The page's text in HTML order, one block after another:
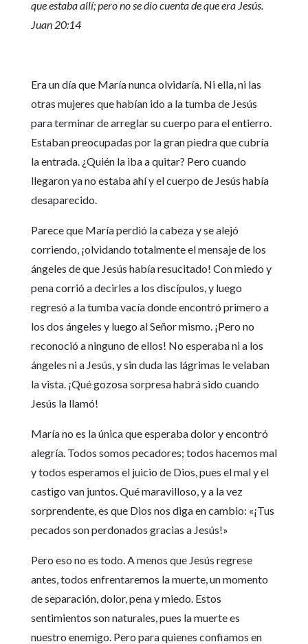
que estaba allí; pero no se dio cuenta de que era Jesús.
Juan 20:14
Era un día que María nunca olvidaría. Ni ella, ni las
otras mujeres que habían ido a la tumba de Jesús
para terminar de arreglar su cuerpo para el entierro.
Estaban preocupadas por la gran piedra que cubría
la entrada. ¿Quién la iba a quitar? Pero cuando
llegaron ya no estaba ahí y el cuerpo de Jesús había
desaparecido.
Parece que María perdió la cabeza y se alejó
corriendo, ¡olvidando totalmente el mensaje de los
ángeles de que Jesús había resucitado! Con miedo y
pena corrió a decirles a los discípulos, y luego
regresó a la tumba vacía donde encontró primero a
los dos ángeles y luego al Señor mismo. ¡Pero no
reconoció a ninguno de ellos! No esperaba ni a los
ángeles ni a Jesús, y sin duda las lágrimas le velaban
la vista. ¡Qué gozosa sorpresa habrá sido cuando
Jesús la llamó!
María no es la única que esperaba dolor y encontró
alegría. Todos somos pecadores; todos hacemos mal
y todos esperamos el juicio de Dios, pues el mal y el
castigo van juntos. Qué maravilloso, y a la vez
sorprendente, es que Dios nos diga en cambio: «¡Tus
pecados son perdonados gracias a Jesús!»
Pero eso no es todo. A menos que Jesús regrese
antes, todos enfrentaremos la muerte, un momento
de separación, dolor, pena y miedo. Estos
sentimientos son naturales, pues la muerte es
nuestro enemigo. Pero para quienes confiamos en